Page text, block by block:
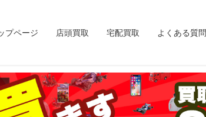
プページ 店頭買取 宅配買取 よくある質問